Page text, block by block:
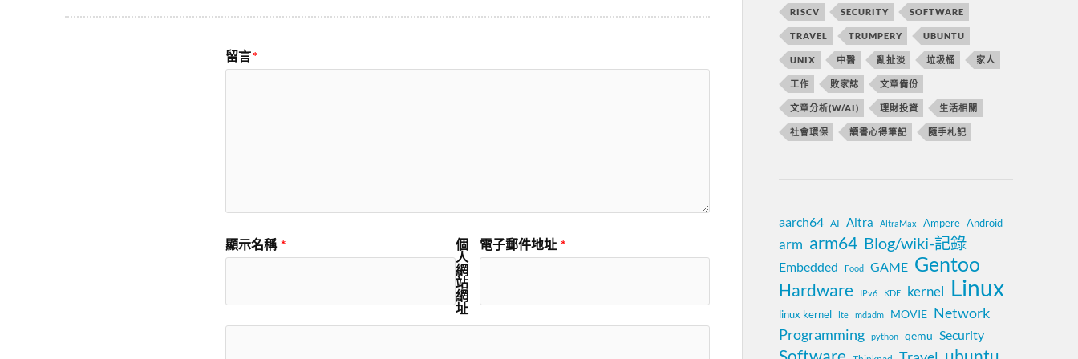
留言*
顯示名稱 * 電子郵件地址 *
個
人
網
站
網
址
RISCV SECURITY SOFTWARE
TRAVEL TRUMPERY UBUNTU
UNIX 中醫 亂扯淡 垃圾桶 家人
工作 敗家誌 文章備份
文章分析(W/AI) 理財投資 生活相關
社會環保 讀書心得筆記 隨手札記
aarch64 AI Altra AltraMax Ampere Android
arm arm64 Blog/wiki-記錄
Embedded Food GAME Gentoo
Hardware IPv6 KDE kernel Linux
linux kernel lte mdadm MOVIE Network
Programming
python qemu Security